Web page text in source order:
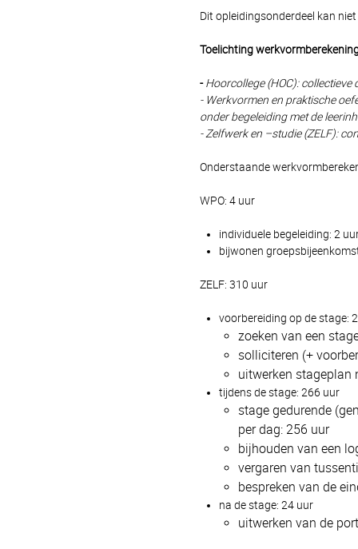
Dit opleidingsonderdeel kan
Toelichting
-Hoorcollege (HOC):
- Werkvormen en praktische
onder begeleiding met de
- Zelfwerk en –studie (ZELF):
Onderstaande
WPO: 4 uur
individuele begeleiding: 2
bijwonen
ZELF: 310 uur
voorbereiding op de stage:
zoeken van een
solliciteren (+
uitwerken stageplan
tijdens de stage: 266 uur
stage gedurende
per dag: 256 uur
bijhouden van een
vergaren van
bespreken van de
na de stage: 24 uur
uitwerken van de